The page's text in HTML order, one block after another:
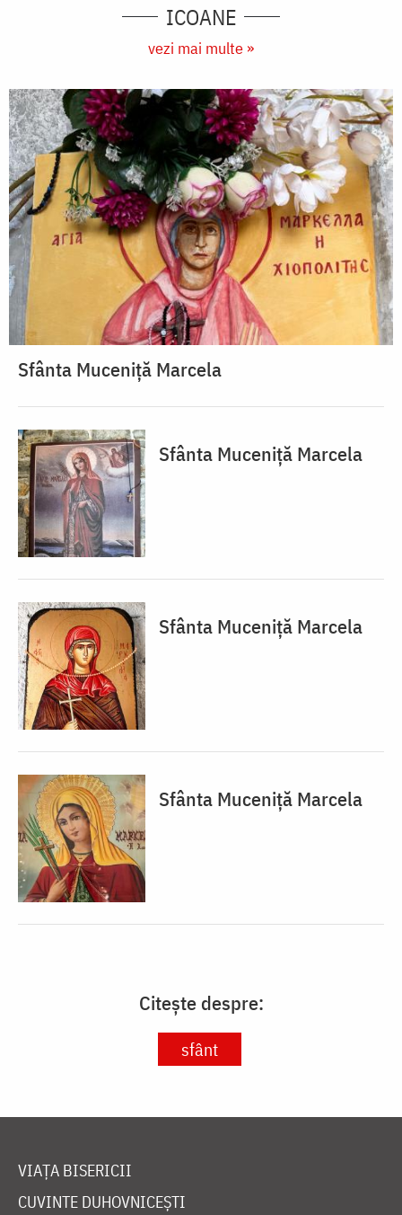
ICOANE
vezi mai multe »
Sfânta Muceniță Marcela
Sfânta Muceniță Marcela
Sfânta Muceniță Marcela
Sfânta Muceniță Marcela
Citește despre:
sfânt
VIAȚA BISERICII
CUVINTE DUHOVNICEȘTI